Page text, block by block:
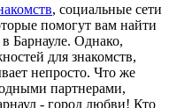
, социальные сети
помогут вам найти
Барнауле. Однако,
для знакомств,
непросто. Что же
партнерами,
- город любви! Кто